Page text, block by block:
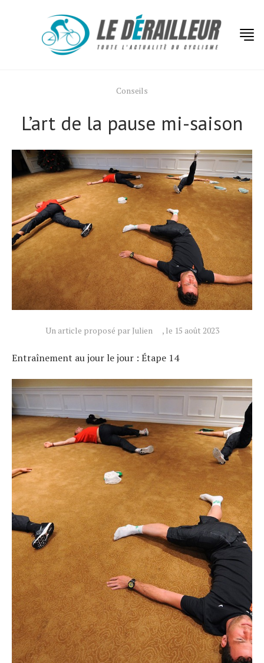
Conseils
L’art de la pause mi-saison
Un article proposé par Julien , le 15 août 2023
Entraînement au jour le jour : Étape 14